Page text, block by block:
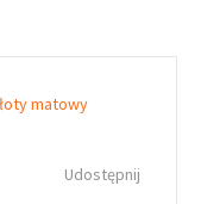
Udostępnij